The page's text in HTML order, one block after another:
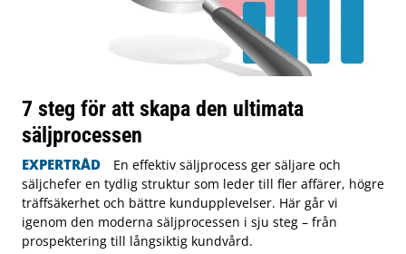
7 steg för att skapa den ultimata
säljprocessen
EXPERTRÅD
En effektiv säljprocess ger säljare och
säljchefer en tydlig struktur som leder till fler affärer, högre
träffsäkerhet och bättre kundupplevelser. Här går vi
igenom den moderna säljprocessen i sju steg – från
prospektering till långsiktig kundvård.